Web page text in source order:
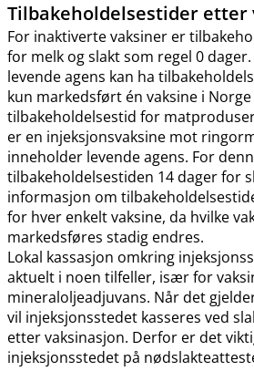
Tilbakeholdelsestider etter
For inaktiverte vaksiner er
for melk og slakt som regel 0
levende agens kan ha
kun markedsført én vaksine i
tilbakeholdelsestid for
er en injeksjonsvaksine mot
inneholder levende agens. For
tilbakeholdelsestiden 14 dager for
informasjon om
for hver enkelt vaksine, da hvilke
markedsføres stadig endres.
Lokal kassasjon omkring
aktuelt i noen tilfeller, især for
mineraloljeadjuvans. Når det
vil injeksjonsstedet kasseres ved
etter vaksinasjon. Derfor er det
injeksjonsstedet på